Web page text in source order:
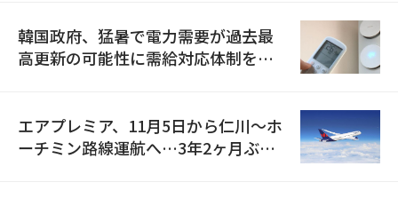
韓国政府、猛暑で電力需要が過去最
高更新の可能性に需給対応体制を点
エアプレミア、11月5日から仁川〜ホ
ーチミン路線運航へ…3年2ヶ月ぶり